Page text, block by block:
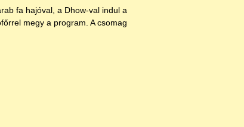
fa hajóval, a Dhow-val indul a
megy a program. A csomag